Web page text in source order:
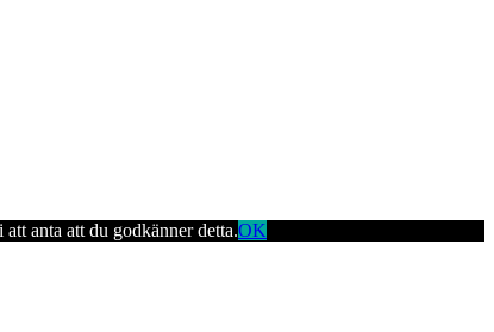
anta att du godkänner detta.OK